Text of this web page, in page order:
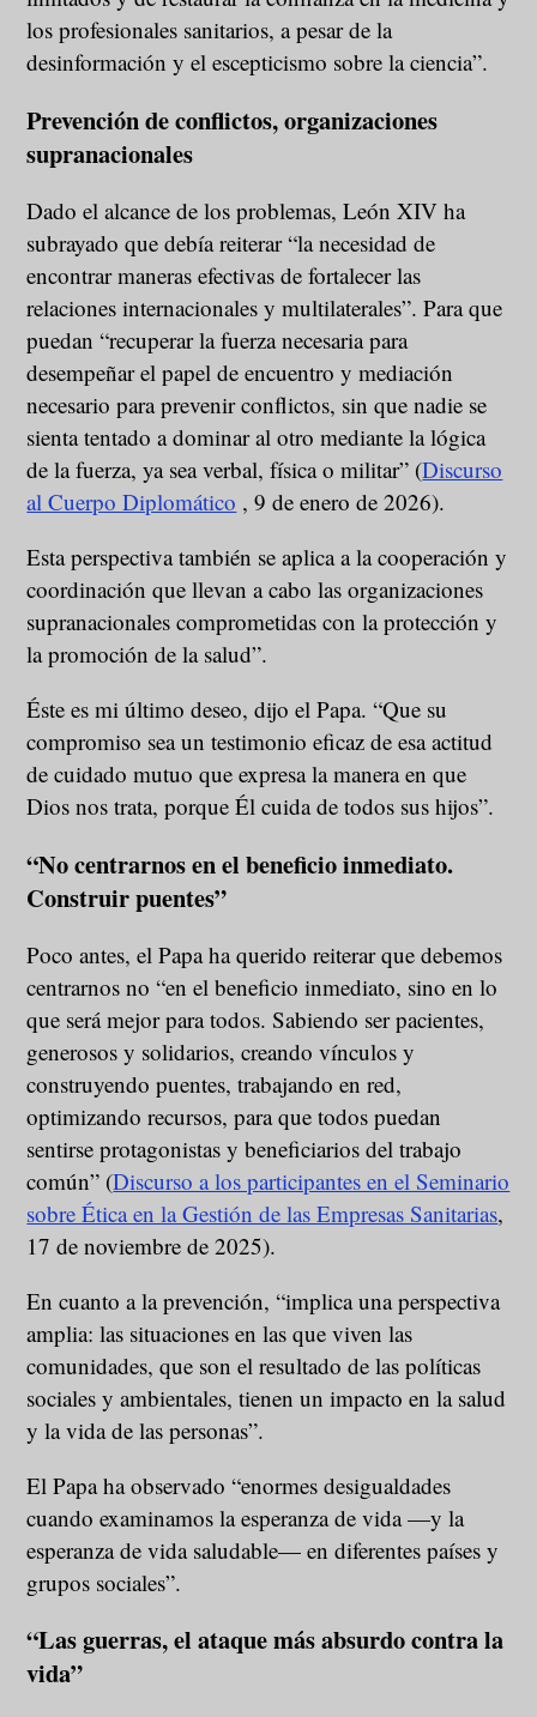
los profesionales sanitarios, a pesar de la
desinformación y el escepticismo sobre la ciencia”.
Prevención de conflictos, organizaciones
supranacionales
Dado el alcance de los problemas, León XIV ha
subrayado que debía reiterar “la necesidad de
encontrar maneras efectivas de fortalecer las
relaciones internacionales y multilaterales”. Para que
puedan “recuperar la fuerza necesaria para
desempeñar el papel de encuentro y mediación
necesario para prevenir conflictos, sin que nadie se
sienta tentado a dominar al otro mediante la lógica
de la fuerza, ya sea verbal, física o militar” (Discurso
al Cuerpo Diplomático , 9 de enero de 2026).
Esta perspectiva también se aplica a la cooperación y
coordinación que llevan a cabo las organizaciones
supranacionales comprometidas con la protección y
la promoción de la salud”.
Éste es mi último deseo, dijo el Papa. “Que su
compromiso sea un testimonio eficaz de esa actitud
de cuidado mutuo que expresa la manera en que
Dios nos trata, porque Él cuida de todos sus hijos”.
“No centrarnos en el beneficio inmediato.
Construir puentes”
Poco antes, el Papa ha querido reiterar que debemos
centrarnos no “en el beneficio inmediato, sino en lo
que será mejor para todos. Sabiendo ser pacientes,
generosos y solidarios, creando vínculos y
construyendo puentes, trabajando en red,
optimizando recursos, para que todos puedan
sentirse protagonistas y beneficiarios del trabajo
común” (Discurso a los participantes en el Seminario
sobre Ética en la Gestión de las Empresas Sanitarias,
17 de noviembre de 2025).
En cuanto a la prevención, “implica una perspectiva
amplia: las situaciones en las que viven las
comunidades, que son el resultado de las políticas
sociales y ambientales, tienen un impacto en la salud
y la vida de las personas”.
El Papa ha observado “enormes desigualdades
cuando examinamos la esperanza de vida —y la
esperanza de vida saludable— en diferentes países y
grupos sociales”.
“Las guerras, el ataque más absurdo contra la
vida”